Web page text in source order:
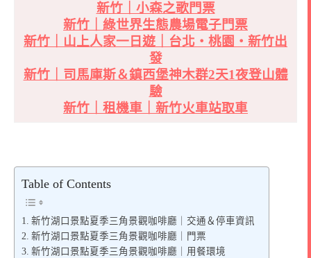
新竹｜小森之歌門票
新竹｜綠世界生態農場電子門票
新竹｜山上人家一日遊｜台北・桃園・新竹出
發
新竹｜司馬庫斯＆鎮西堡神木群2天1夜登山體
驗
新竹｜租機車｜新竹火車站取車
Table of Contents
新竹湖口景點夏季三角景觀咖啡廳｜交通＆停車資訊
新竹湖口景點夏季三角景觀咖啡廳｜門票
新竹湖口景點夏季三角景觀咖啡廳｜用餐環境